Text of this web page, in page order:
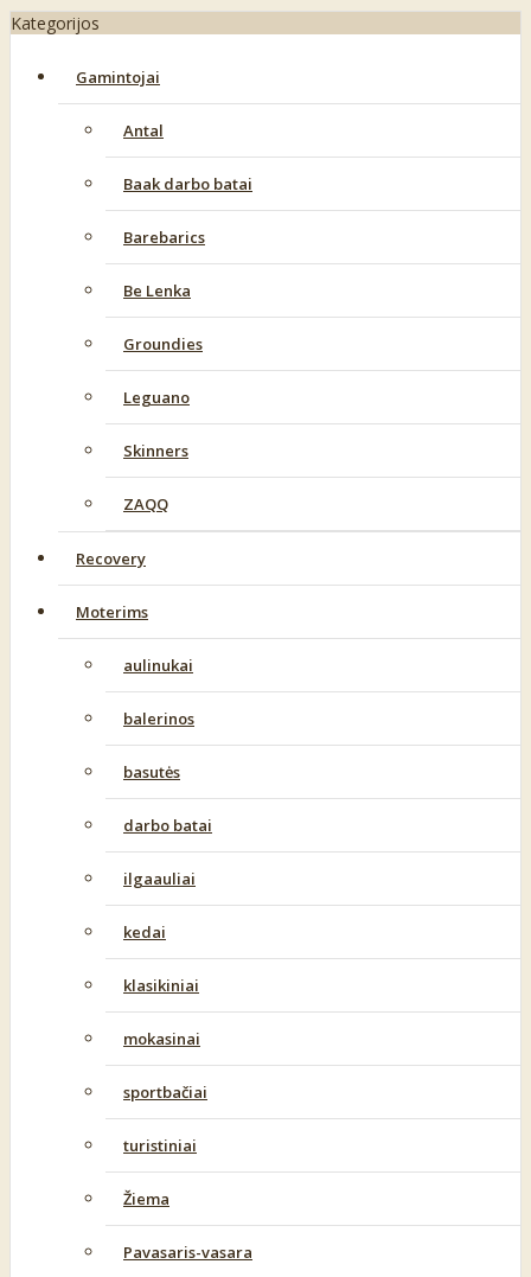
Kategorijos
Gamintojai
Antal
Baak darbo batai
Barebarics
Be Lenka
Groundies
Leguano
Skinners
ZAQQ
Recovery
Moterims
aulinukai
balerinos
basutės
darbo batai
ilgaauliai
kedai
klasikiniai
mokasinai
sportbačiai
turistiniai
Žiema
Pavasaris-vasara